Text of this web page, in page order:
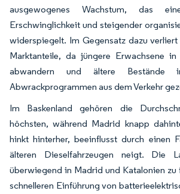
ausgewogenes Wachstum, das
Erschwinglichkeit und steigender
widerspiegelt. Im Gegensatz dazu
Marktanteile, da jüngere Erwachsene
abwandern und ältere Bestände
Abwrackprogrammen aus dem Verkehr
Im Baskenland gehören die
höchsten, während Madrid knapp
hinkt hinterher, beeinflusst durch einen
älteren Dieselfahrzeugen neigt. Die
überwiegend in Madrid und Katalonien zu
schnelleren Einführung von